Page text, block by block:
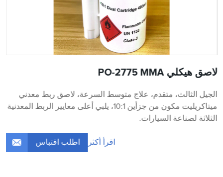
لاصق هيكلي PO-2775 MMA
الجيل الثالث، متقدم، علاج متوسط ​​السرعة، لاصق ربط معدني
ميتاكريليت مكون من جزأين 10:1، يلبي أعلى معايير الربط المعدنية
الثلاثة لصناعة السيارات.
اقرأ أكثر اطلب اقتباس